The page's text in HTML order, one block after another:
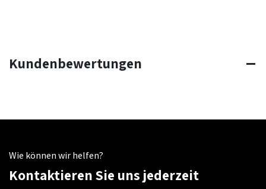
Kundenbewertungen
Wie können wir helfen?
Kontaktieren Sie uns jederzeit